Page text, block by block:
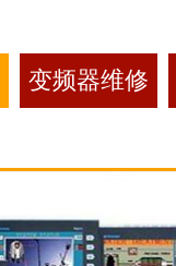
变频器维修